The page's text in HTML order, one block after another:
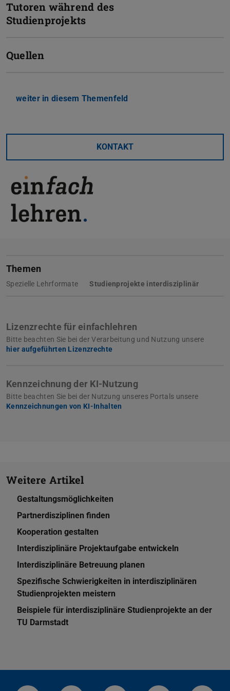
Tutoren während des
Studienprojekts
Quellen
weiter in diesem Themenfeld
KONTAKT
Themen
Spezielle Lehrformate Studienprojekte interdisziplinär
Lizenzrechte für einfachlehren
Bitte beachten Sie bei der Verarbeitung und Nutzung unsere
hier aufgeführten Lizenzrechte
Kennzeichnung der KI-Nutzung
Bitte beachten Sie bei der Nutzung unseres Portals unsere
Kennzeichnungen von KI-Inhalten
Weitere Artikel
Gestaltungsmöglichkeiten
Partnerdisziplinen finden
Kooperation gestalten
Interdisziplinäre Projektaufgabe entwickeln
Interdisziplinäre Betreuung planen
Spezifische Schwierigkeiten in interdisziplinären
Studienprojekten meistern
Beispiele für interdisziplinäre Studienprojekte an der
TU Darmstadt